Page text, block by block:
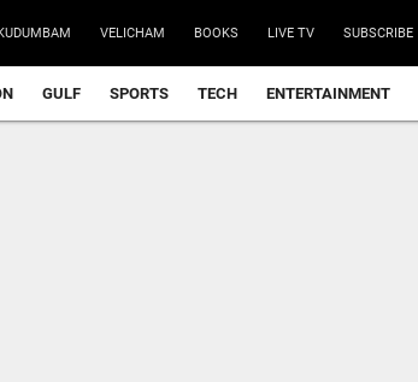
VELICHAM BOOKS LIVE TV SUBSCRIBE
GULF SPORTS TECH ENTERTAINMENT